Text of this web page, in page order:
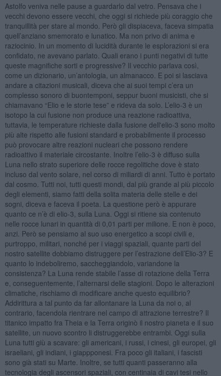
Astolfo veniva nelle pause a guardarlo dal vetro. Pensava che i
vecchi devono essere vecchi, che oggi si richiede più coraggio che
tranquillità per stare al mondo. Però gli dispiaceva, faceva simpatia
quell’anziano smemorato e lunatico. Ma non privo di anima e
raziocinio. In un momento di lucidità durante le esplorazioni si era
confidato, ne avevano parlato. Quali erano i punti negativi di tutte
queste magnifiche sorti e progressive? Il vecchio parlava così,
come un dizionario, un’antologia, un almanacco. E poi si lasciava
andare a citazioni musicali, diceva che ai suoi tempi c’era un
complesso sonoro di buontemponi, seppur buoni musicisti, che si
chiamavano “Elio e le storie tese” e rideva da solo. L’elio-3 è un
isotopo la cui fusione non produce una reazione radioattiva,
tuttavia, le temperature richieste dalla fusione dell'elio-3 sono molto
più alte rispetto alle fusioni standard e probabilmente il processo
può provocare altre reazioni nucleari che possono rendere
radioattivo il materiale circostante. Inoltre l’elio-3 è diffuso sulla
Luna nello strato superiore delle rocce regolitiche dove è stato
incluso dal vento solare, nel corso di miliardi di anni. Tutto è portato
dal cosmo. Tutti noi, tutti questi mondi, dal più grande al più piccolo
degli elementi, siamo fatti della solita materia delle stelle e dei
sogni, diceva e faceva il poeta. La questione però è appurare
quanto ce n’è di elio-3, sulla Luna. Oggi si ritiene sia contenuto
nelle rocce lunari in quantità di 0,01 parti per milione. E non è poco,
anzi. Però se pensiamo al suo uso energetico a scopi civili e,
purtroppo, militari, nonché per i viaggi spaziali, quante parti del
nostro satellite dobbiamo distruggere per l’estrazione dell’Elio-3? E
quanto lo indeboliremo, saccheggiandolo, variandone la
consistenza? La Luna rende stabile l’asse di rotazione della Terra
e, conseguentemente, l’alternarsi delle stagioni. Dopo le alterazioni
climatiche, rischiamo di modificare anche questo equilibrio?
Addirittura a tal punto da far allontanare la Luna da noi o, al
contrario, facendola rientrare nel campo di attrazione terrestre? Il
titanico impatto fra Theia e la Terra originò il nostro pianeta e il suo
satellite, un nuovo scontro li distruggerebbe entrambi. Oggi sulla
Luna tutti giù a scavare: gli americani, i russi, i cinesi, gli europei, gli
israeliani, gli indiani, i giappponesi. Fra poco gli italiani, i fascisti
sono già stati su Marte. Inoltre, se tutti quanti passeranno alla
tecnologia degli ascensori spaziali, con centinaia di cavi tesi nello